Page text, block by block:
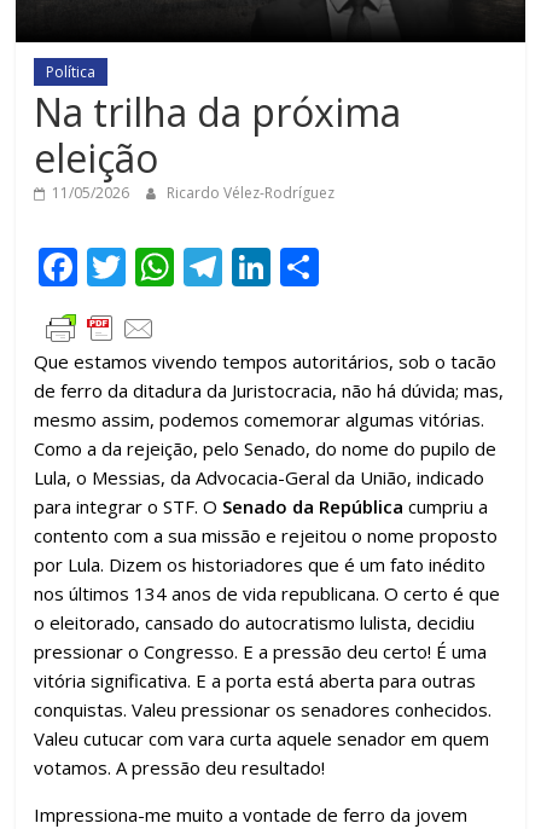
Política
Na trilha da próxima
eleição
11/05/2026 Ricardo Vélez-Rodríguez
F
ac
e
b
o
o
k
T
w
itt
er
W
at
s
A
p
p
T
e
gr
a
m
Li
e
dI
n
m
p
ar
til
h
ar
Que estamos vivendo tempos autoritários, sob o tacão
de ferro da ditadura da Juristocracia, não há dúvida; mas,
mesmo assim, podemos comemorar algumas vitórias.
Como a da rejeição, pelo Senado, do nome do pupilo de
Lula, o Messias, da Advocacia-Geral da União, indicado
para integrar o STF. O Senado da República cumpriu a
contento com a sua missão e rejeitou o nome proposto
por Lula. Dizem os historiadores que é um fato inédito
nos últimos 134 anos de vida republicana. O certo é que
o eleitorado, cansado do autocratismo lulista, decidiu
pressionar o Congresso. E a pressão deu certo! É uma
vitória significativa. E a porta está aberta para outras
conquistas. Valeu pressionar os senadores conhecidos.
Valeu cutucar com vara curta aquele senador em quem
votamos. A pressão deu resultado!
Impressiona-me muito a vontade de ferro da jovem